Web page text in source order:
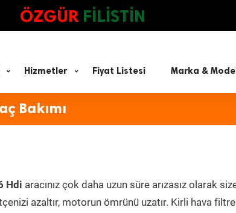
ÖZGÜR FİLİSTİN
Hizmetler Fiyat Listesi Marka &
Bakımı
Hdi aracınız çok daha uzun süre arızasız olarak
azaltır, motorun ömrünü uzatır. Kirli hava